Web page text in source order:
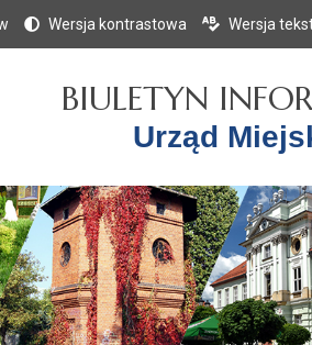
Przejdź
Przejdź
Wersja kontrastowa Wersja
BIULETYN
Urząd